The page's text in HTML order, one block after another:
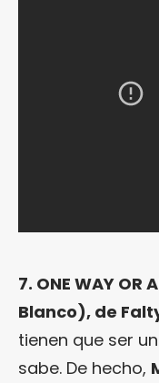
7. ONE WAY OR
Blanco), de
tienen que ser
sabe. De hecho,